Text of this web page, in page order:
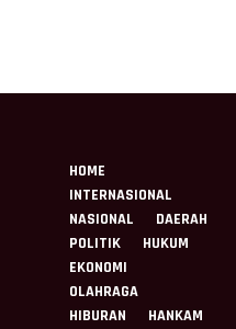
HOME
INTERNASIONAL
NASIONAL
DAERAH
POLITIK
HUKUM
EKONOMI
OLAHRAGA
HIBURAN
HANKAM